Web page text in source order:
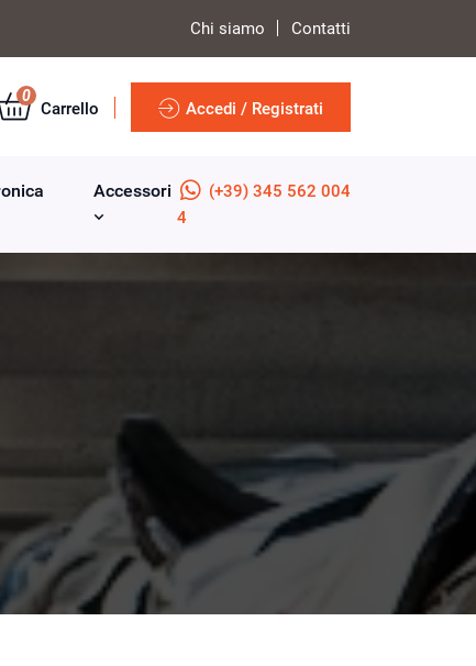
Chi siamo Contatti
0
Carrello Accedi / Registrati
Accessori
(+39) 345 562 004
4